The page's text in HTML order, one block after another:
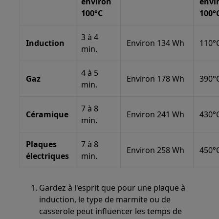
100°C
Induction
3 à 4
min.
Environ 134 Wh
Gaz
4 à 5
min.
Environ 178 Wh
Céramique
7 à 8
min.
Environ 241 Wh
Plaques
électriques
7 à 8
min.
Environ 258 Wh
Gardez à l'esprit que pour une plaque à
induction, le type de marmite ou de
casserole peut influencer les temps de